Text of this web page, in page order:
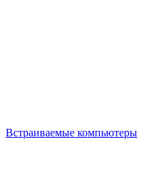
Встраиваемые компьютеры